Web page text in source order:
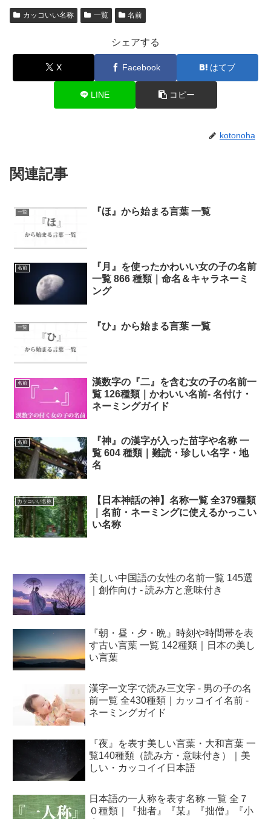
カッコいい名称 一覧 名前
シェアする
X Facebook はてブ
LINE コピー
kotonoha
関連記事
一覧 『ほ』から始まる言葉 一覧
名前
『月』を使ったかわいい女の子の名前
一覧 866 種類｜命名＆キャラネーミ
ング
一覧 『ひ』から始まる言葉 一覧
名前
漢数字の『二』を含む女の子の名前一
覧 126種類｜かわいい名前- 名付け・
ネーミングガイド
名前
『神』の漢字が入った苗字や名称 一
覧 604 種類｜難読・珍しい名字・地
名
カッコいい名称
【日本神話の神】名称一覧 全379種類
｜名前・ネーミングに使えるかっこい
い名称
美しい中国語の女性の名前一覧 145選
｜創作向け - 読み方と意味付き
『朝・昼・夕・晩』時刻や時間帯を表
す古い言葉 一覧 142種類｜日本の美し
い言葉
漢字一文字で読み三文字 - 男の子の名
前一覧 全430種類｜カッコイイ名前 -
ネーミングガイド
『夜』を表す美しい言葉・大和言葉 一
覧140種類（読み方・意味付き）｜美
しい・カッコイイ日本語
日本語の一人称を表す名称 一覧 全７
０種類｜『拙者』『某』『拙僧』『小